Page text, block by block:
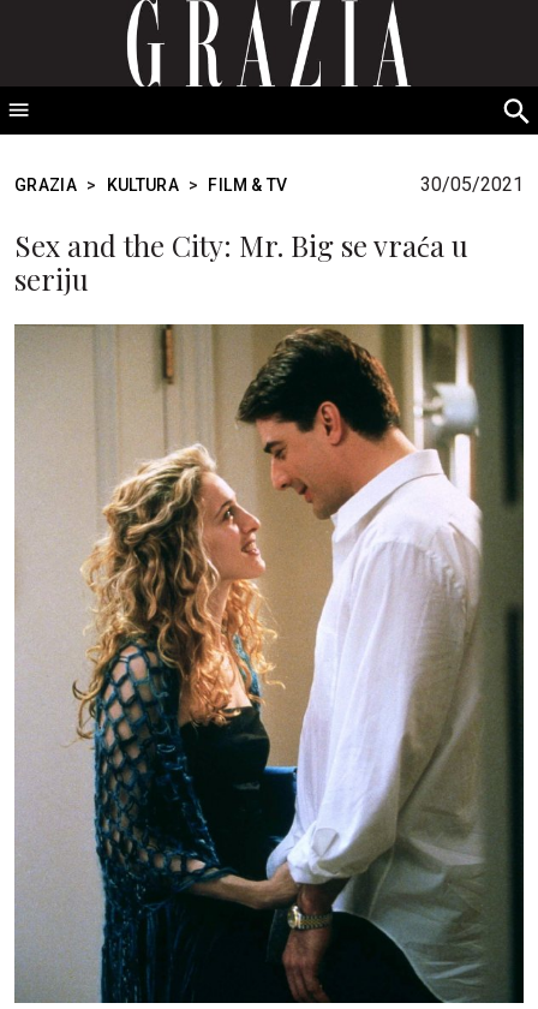
GRAZIA Srbija
GRAZIA > KULTURA > FILM & TV 30/05/2021
Sex and the City: Mr. Big se vraća u
seriju